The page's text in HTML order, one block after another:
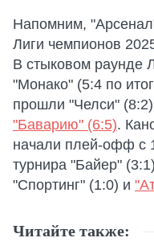
Напомним,
Лиги чемпионов
В стыковом раунде
"Монако" (5:4 по
прошли "Челси"
"Баварию" (6:5).
начали плей-офф с
турнира "Байер"
"Спортинг" (1:0) и
Читайте также: